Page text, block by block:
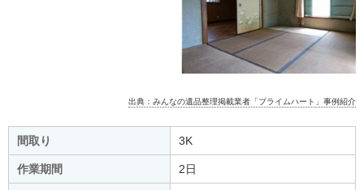
出典：みんなの遺品整理掲載業者「プライムハート」事例紹介
間取り 3K
作業期間 2日